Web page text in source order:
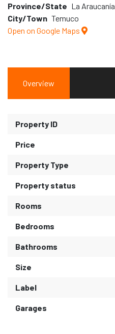
Province/State La Araucanía
City/Town Temuco
Open on Google Maps
Overview
Property ID
Price
Property Type
Property status
Rooms
Bedrooms
Bathrooms
Size
Label
Garages